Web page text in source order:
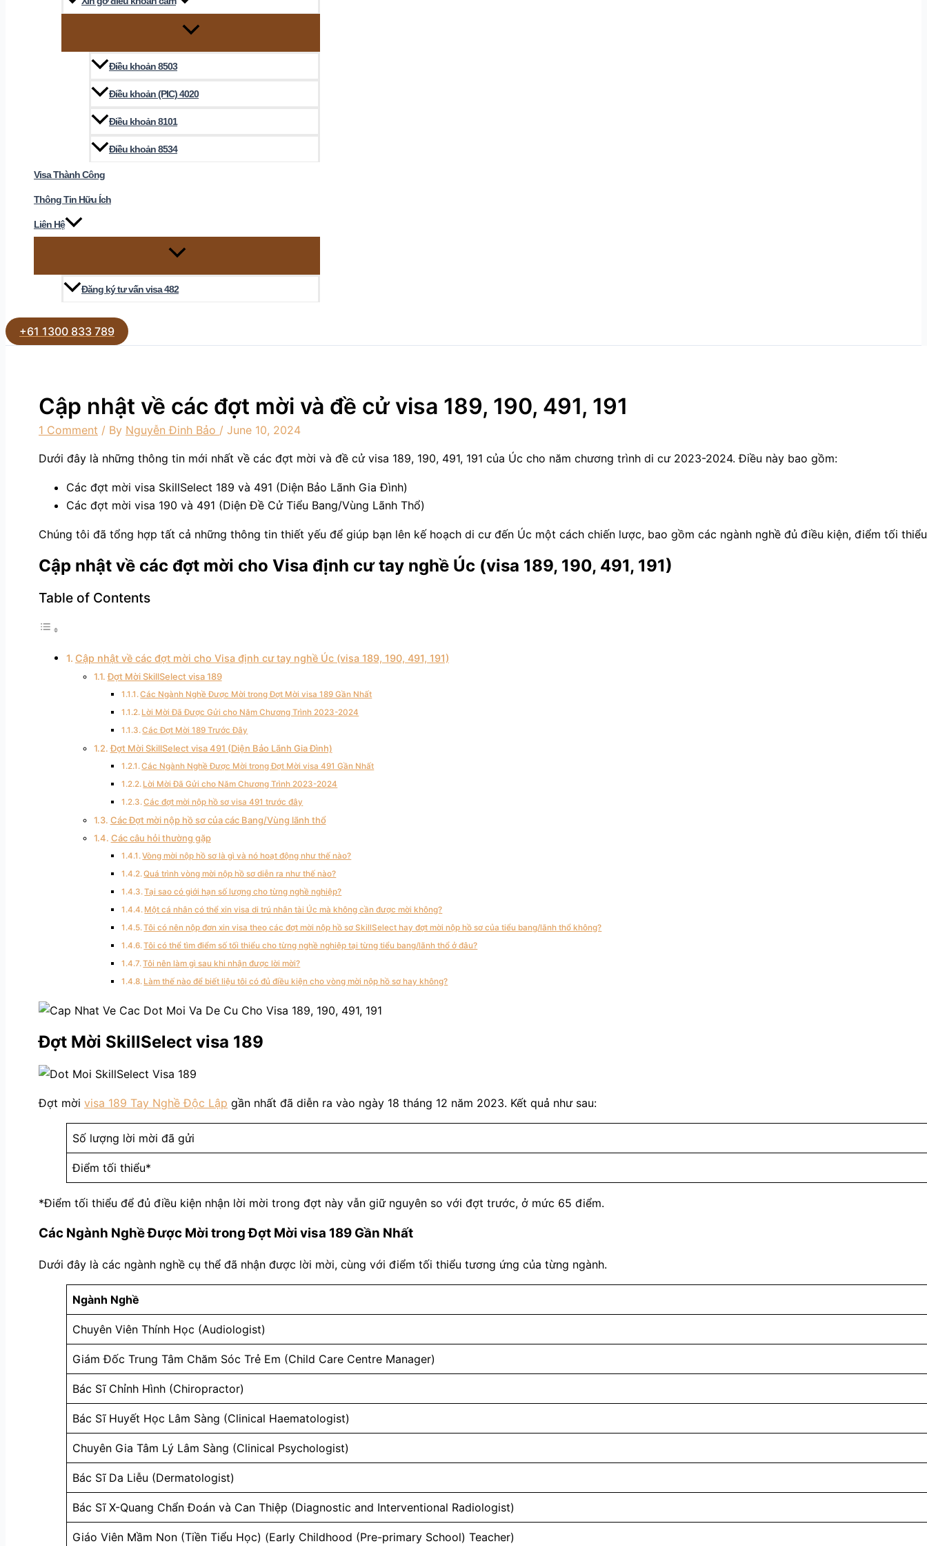
Điều khoản 8503
Điều khoản (PIC) 4020
Điều khoản 8101
Điều khoản 8534
Visa Thành Công
Thông Tin Hữu Ích
Liên Hệ
Đăng ký tư vấn visa 482
+61 1300 833 789
Cập nhật về các đợt mời và đề cử visa 189, 190, 491, 191
1 Comment / By Nguyễn Đinh Bảo / June 10, 2024
Dưới đây là những thông tin mới nhất về các đợt mời và đề cử visa 189, 190, 491, 191 của Úc cho năm chương trình di cư 2023-2024. Điều này bao gồm:
Các đợt mời visa SkillSelect 189 và 491 (Diện Bảo Lãnh Gia Đình)
Các đợt mời visa 190 và 491 (Diện Đề Cử Tiểu Bang/Vùng Lãnh Thổ)
Chúng tôi đã tổng hợp tất cả những thông tin thiết yếu để giúp bạn lên kế hoạch di cư đến Úc một cách chiến lược, bao gồm các ngành nghề đủ điều kiện, điểm tối
Cập nhật về các đợt mời cho Visa định cư tay nghề Úc (visa 189, 190, 491, 191)
Table of Contents
Cập nhật về các đợt mời cho Visa định cư tay nghề Úc (visa 189, 190, 491, 191)
Đợt Mời SkillSelect visa 189
Các Ngành Nghề Được Mời trong Đợt Mời visa 189 Gần Nhất
Lời Mời Đã Được Gửi cho Năm Chương Trình 2023-2024
Các Đợt Mời 189 Trước Đây
Đợt Mời SkillSelect visa 491 (Diện Bảo Lãnh Gia Đình)
Các Ngành Nghề Được Mời trong Đợt Mời visa 491 Gần Nhất
Lời Mời Đã Gửi cho Năm Chương Trình 2023-2024
Các đợt mời nộp hồ sơ visa 491 trước đây
Các Đợt mời nộp hồ sơ của các Bang/Vùng lãnh thổ
Các câu hỏi thường gặp
Vòng mời nộp hồ sơ là gì và nó hoạt động như thế nào?
Quá trình vòng mời nộp hồ sơ diễn ra như thế nào?
Tại sao có giới hạn số lượng cho từng nghề nghiệp?
Một cá nhân có thể xin visa di trú nhân tài Úc mà không cần được mời không?
Tôi có nên nộp đơn xin visa theo các đợt mời nộp hồ sơ SkillSelect hay đợt mời nộp hồ sơ của tiểu bang/lãnh thổ không?
Tôi có thể tìm điểm số tối thiểu cho từng nghề nghiệp tại từng tiểu bang/lãnh thổ ở đâu?
Tôi nên làm gì sau khi nhận được lời mời?
Làm thế nào để biết liệu tôi có đủ điều kiện cho vòng mời nộp hồ sơ hay không?
Đợt Mời SkillSelect visa 189
Đợt mời visa 189 Tay Nghề Độc Lập gần nhất đã diễn ra vào ngày 18 tháng 12 năm 2023. Kết quả như sau:
Số lượng lời mời đã gửi
Điểm tối thiểu*
*Điểm tối thiểu để đủ điều kiện nhận lời mời trong đợt này vẫn giữ nguyên so với đợt trước, ở mức 65 điểm.
Các Ngành Nghề Được Mời trong Đợt Mời visa 189 Gần Nhất
Dưới đây là các ngành nghề cụ thể đã nhận được lời mời, cùng với điểm tối thiểu tương ứng của từng ngành.
Ngành Nghề
Chuyên Viên Thính Học (Audiologist)
Giám Đốc Trung Tâm Chăm Sóc Trẻ Em (Child Care Centre Manager)
Bác Sĩ Chỉnh Hình (Chiropractor)
Bác Sĩ Huyết Học Lâm Sàng (Clinical Haematologist)
Chuyên Gia Tâm Lý Lâm Sàng (Clinical Psychologist)
Bác Sĩ Da Liễu (Dermatologist)
Bác Sĩ X-Quang Chẩn Đoán và Can Thiệp (Diagnostic and Interventional Radiologist)
Giáo Viên Mầm Non (Tiền Tiểu Học) (Early Childhood (Pre-primary School) Teacher)